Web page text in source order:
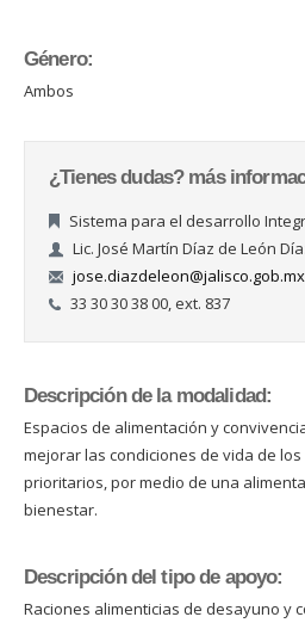
Género:
Ambos
¿Tienes dudas? más
Sistema para el desarrollo
Lic. José Martín Díaz de León
jose.diazdeleon@jalisco.gob.mx
33 30 30 38 00, ext. 837
Descripción de la modalidad:
Espacios de alimentación y
mejorar las condiciones de vida de
prioritarios, por medio de una
bienestar.
Descripción del tipo de apoyo:
Raciones alimenticias de desayuno y